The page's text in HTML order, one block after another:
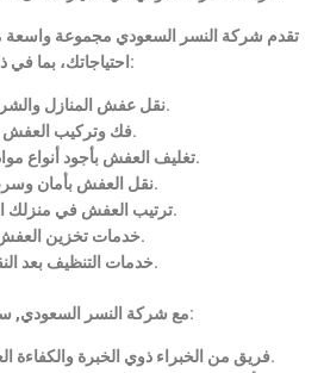
تقدم شركة النسر السعودي مجموعة واسعة
احتياجاتك، بما في ذلك:
نقل عفش المنازل والشركات.
فك وتركيب العفش.
تغليف العفش بأجود أنواع مواد التغليف.
نقل العفش بأمان وسرعة.
ترتيب العفش في منزلك الجديد.
خدمات تخزين العفش.
خدمات التنظيف بعد النقل.
مع شركة النسر السعودي, ستحصل على:
فريق من الخبراء ذوي الخبرة والكفاءة العالية في نقل العفش.